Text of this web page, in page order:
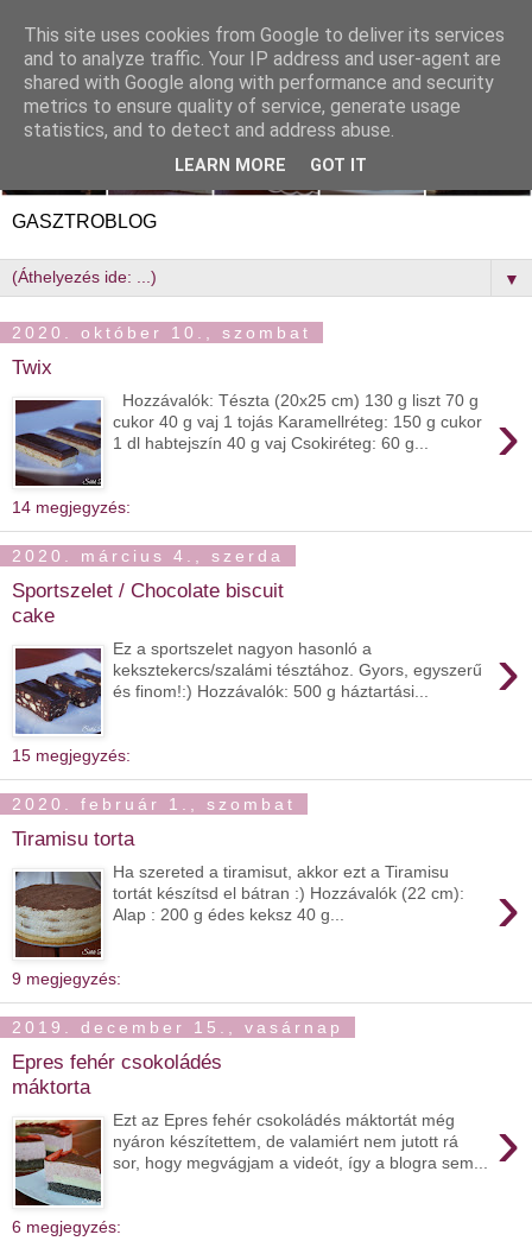
GASZTROBLOG
▼
2020. október 10., szombat
Twix
›
Hozzávalók: Tészta (20x25 cm) 130 g liszt 70 g
cukor 40 g vaj 1 tojás Karamellréteg: 150 g cukor
1 dl habtejszín 40 g vaj Csokiréteg: 60 g...
14 megjegyzés:
2020. március 4., szerda
Sportszelet / Chocolate biscuit
cake
›
Ez a sportszelet nagyon hasonló a
keksztekercs/szalámi tésztához. Gyors, egyszerű
és finom!:) Hozzávalók: 500 g háztartási...
15 megjegyzés:
2020. február 1., szombat
Tiramisu torta
›
Ha szereted a tiramisut, akkor ezt a Tiramisu
tortát készítsd el bátran :) Hozzávalók (22 cm):
Alap : 200 g édes keksz 40 g...
9 megjegyzés:
2019. december 15., vasárnap
Epres fehér csokoládés
máktorta
›
Ezt az Epres fehér csokoládés máktortát még
nyáron készítettem, de valamiért nem jutott rá
sor, hogy megvágjam a videót, így a blogra sem...
6 megjegyzés:
This site uses cookies from Google to deliver its services
and to analyze traffic. Your IP address and user-agent are
shared with Google along with performance and security
metrics to ensure quality of service, generate usage
statistics, and to detect and address abuse.
LEARN MORE GOT IT